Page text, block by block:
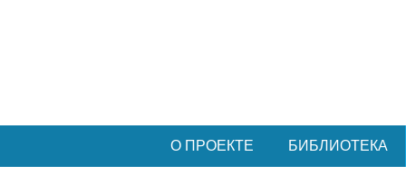
О ПРОЕКТЕ БИБЛИОТЕКА